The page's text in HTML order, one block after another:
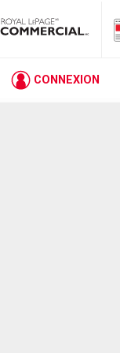
CONNEXION